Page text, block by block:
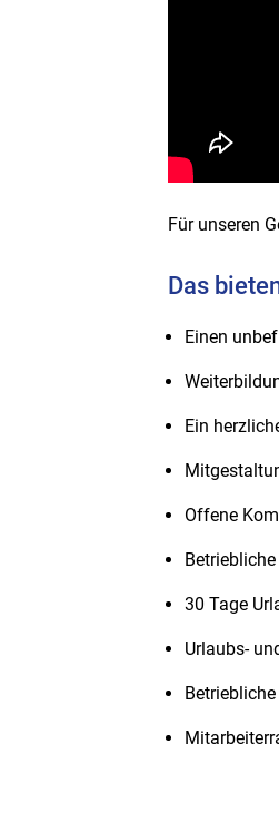
Für unseren
Das
Einen
Ein
Offene
30 Tage
Urlaubs-